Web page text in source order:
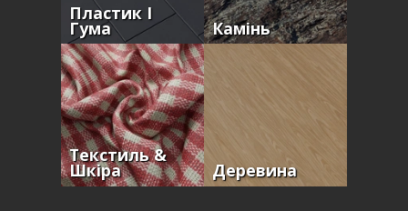
Пластик І
Гума Камінь
Текстиль &
Шкіра Деревина